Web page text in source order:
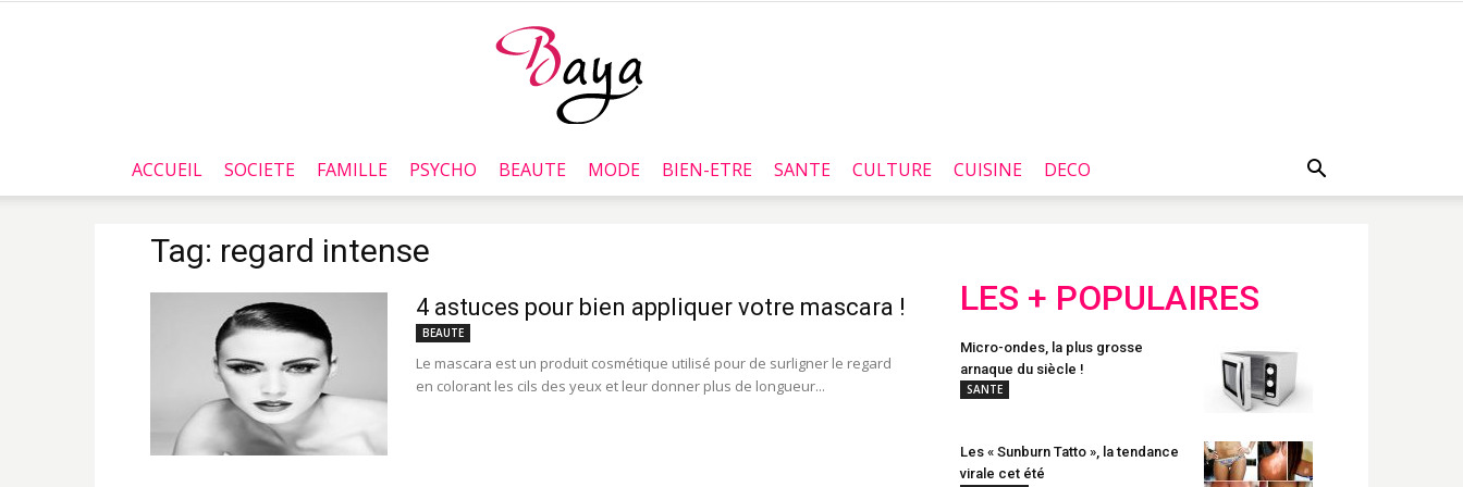
Baya.tn
ACCUEIL SOCIETE FAMILLE PSYCHO BEAUTE MODE BIEN-ETRE SANTE CULTURE CUISINE DECO
Tag: regard intense
4 astuces pour bien appliquer votre mascara !
BEAUTE
Le mascara est un produit cosmétique utilisé pour de surligner le regard
en colorant les cils des yeux et leur donner plus de longueur...
LES + POPULAIRES
Micro-ondes, la plus grosse
arnaque du siècle !
SANTE
Les « Sunburn Tatto », la tendance
virale cet été